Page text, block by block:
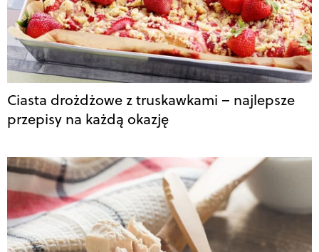
Ciasta drożdżowe z truskawkami – najlepsze
przepisy na każdą okazję